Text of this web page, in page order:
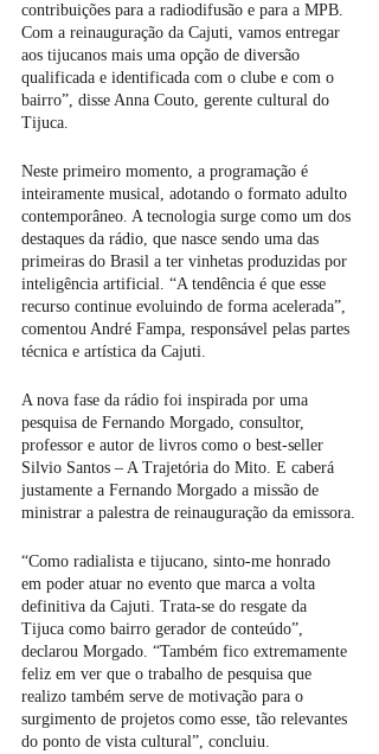
contribuições para a radiodifusão e para a MPB.
Com a reinauguração da Cajuti, vamos entregar
aos tijucanos mais uma opção de diversão
qualificada e identificada com o clube e com o
bairro”, disse Anna Couto, gerente cultural do
Tijuca.
Neste primeiro momento, a programação é
inteiramente musical, adotando o formato adulto
contemporâneo. A tecnologia surge como um dos
destaques da rádio, que nasce sendo uma das
primeiras do Brasil a ter vinhetas produzidas por
inteligência artificial. “A tendência é que esse
recurso continue evoluindo de forma acelerada”,
comentou André Fampa, responsável pelas partes
técnica e artística da Cajuti.
A nova fase da rádio foi inspirada por uma
pesquisa de Fernando Morgado, consultor,
professor e autor de livros como o best-seller
Silvio Santos – A Trajetória do Mito. E caberá
justamente a Fernando Morgado a missão de
ministrar a palestra de reinauguração da emissora.
“Como radialista e tijucano, sinto-me honrado
em poder atuar no evento que marca a volta
definitiva da Cajuti. Trata-se do resgate da
Tijuca como bairro gerador de conteúdo”,
declarou Morgado. “Também fico extremamente
feliz em ver que o trabalho de pesquisa que
realizo também serve de motivação para o
surgimento de projetos como esse, tão relevantes
do ponto de vista cultural”, concluiu.